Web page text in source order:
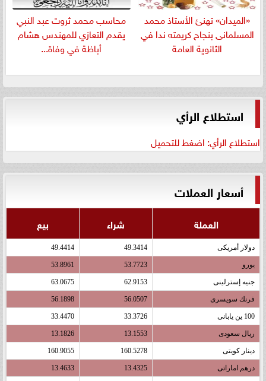
«الميدان» تهنئ الأستاذ محمد
المسلمانى بنجاح كريمته ندا في
الثانوية العامة
​محاسب محمد ثروت عبد النبي
يقدم التعازي للمهندس هشام
أباظة في وفاة...
استطلاع الرأي
استطلاع الرأي: اضغط للتحميل
أسعار العملات
العملة شراء بيع
دولار أمريكى 49.3414
49.4414
يورو 53.7723
53.8961
جنيه إسترلينى 62.9153
63.0675
فرنك سويسرى 56.0507
56.1898
100 ين يابانى 33.3726
33.4470
ريال سعودى 13.1553
13.1826
دينار كويتى 160.5278
160.9055
درهم اماراتى 13.4325
13.4633